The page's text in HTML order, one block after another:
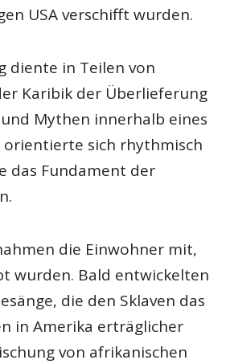
USA verschifft wurden.
diente in Teilen von
Karibik der Überlieferung
Mythen innerhalb eines
orientierte sich rhythmisch
das Fundament der
die Einwohner mit,
wurden. Bald entwickelten
die den Sklaven das
in Amerika erträglicher
von afrikanischen